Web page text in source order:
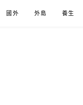
國外 外島 養生